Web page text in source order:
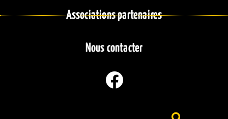
Associations partenaires
Nous contacter